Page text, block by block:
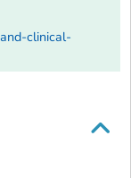
clinical-